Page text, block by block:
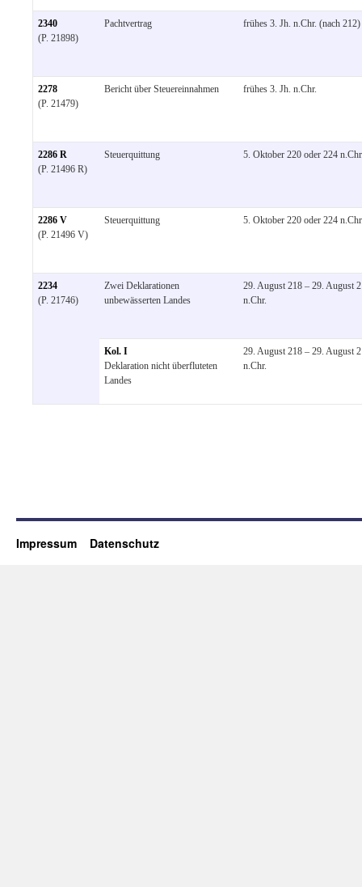
2340
(P. 21898)
Pachtvertrag frühes 3. Jh. n.Chr. (nach 212)
2278
(P. 21479)
Bericht über Steuereinnahmen frühes 3. Jh. n.Chr.
2286 R
(P. 21496 R)
Steuerquittung 5. Oktober 220 oder 224
2286 V
(P. 21496 V)
Steuerquittung 5. Oktober 220 oder 224
2234
(P. 21746)
Zwei Deklarationen
unbewässerten Landes
29. August 218 – 29. August
n.Chr.
Kol. I
Deklaration nicht überfluteten
Landes
29. August 218 – 29. August
n.Chr.
Impressum Datenschutz